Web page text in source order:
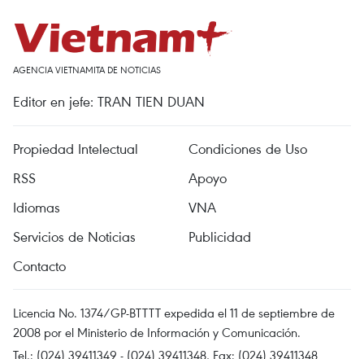
AGENCIA VIETNAMITA DE NOTICIAS
Editor en jefe: TRAN TIEN DUAN
Propiedad Intelectual
Condiciones de Uso
RSS
Apoyo
Idiomas
VNA
Servicios de Noticias
Publicidad
Contacto
Licencia No. 1374/GP-BTTTT expedida el 11 de septiembre de
2008 por el Ministerio de Información y Comunicación.
Tel.: (024) 39411349 - (024) 39411348, Fax: (024) 39411348